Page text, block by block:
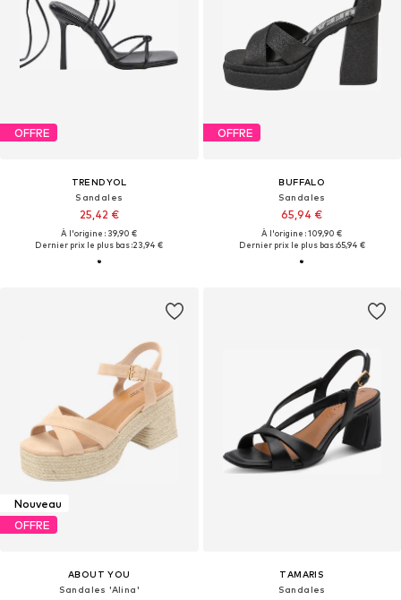
OFFRE
TRENDYOL
Sandales
25,42 €
À l'origine : 39,90 €
Dernier prix le plus bas :23,94 €
OFFRE
BUFFALO
Sandales
65,94 €
À l'origine : 109,90 €
Dernier prix le plus bas :65,94 €
Nouveau
OFFRE
ABOUT YOU
Sandales 'Alina'
TAMARIS
Sandales